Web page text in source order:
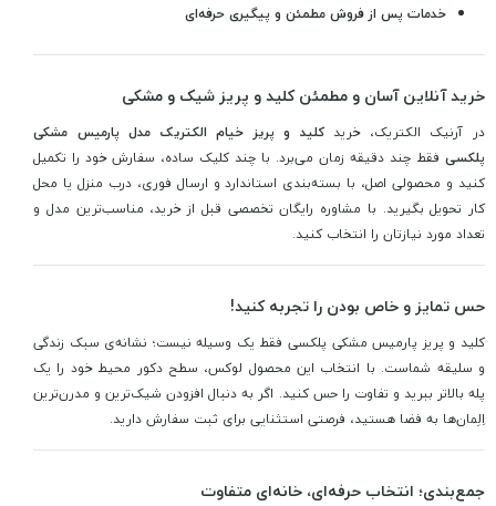
خدمات پس از فروش مطمئن و پیگیری حرفه‌ای
خرید آنلاین آسان و مطمئن کلید و پریز شیک و مشکی
در آرنیک الکتریک، خرید کلید و پریز خیام الکتریک مدل پارمیس مشکی
پلکسی فقط چند دقیقه زمان می‌برد. با چند کلیک ساده، سفارش خود را تکمیل
کنید و محصولی اصل، با بسته‌بندی استاندارد و ارسال فوری، درب منزل یا محل
کار تحویل بگیرید. با مشاوره رایگان تخصصی قبل از خرید، مناسب‌ترین مدل و
تعداد مورد نیازتان را انتخاب کنید.
حس تمایز و خاص بودن را تجربه کنید!
کلید و پریز پارمیس مشکی پلکسی فقط یک وسیله نیست؛ نشانه‌ی سبک زندگی
و سلیقه شماست. با انتخاب این محصول لوکس، سطح دکور محیط خود را یک
پله بالاتر ببرید و تفاوت را حس کنید. اگر به دنبال افزودن شیک‌ترین و مدرن‌ترین
اِلِمان‌ها به فضا هستید، فرصتی استثنایی برای ثبت سفارش دارید.
جمع‌بندی؛ انتخاب حرفه‌ای، خانه‌ای متفاوت